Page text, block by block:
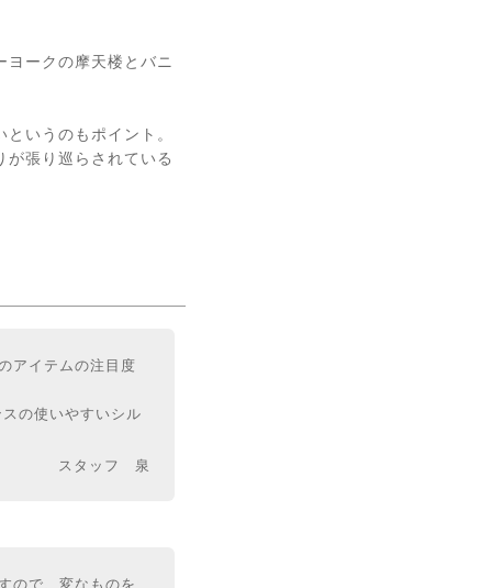
ークの摩天楼とバニ
いうのもポイント。
張り巡らされている
アイテムの注目度
の使いやすいシル
スタッフ 泉
ので、変なものを